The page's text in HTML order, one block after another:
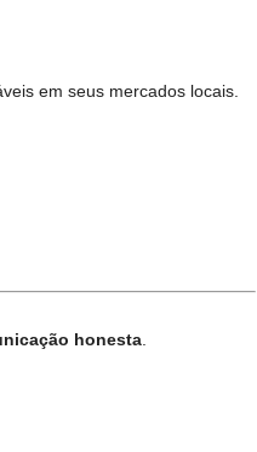
em seus mercados locais.
honesta